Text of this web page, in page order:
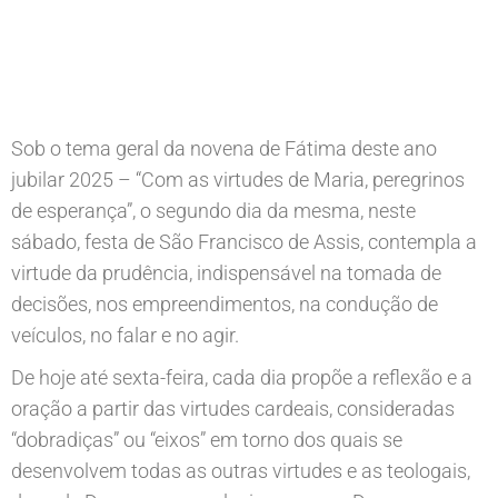
Sob o tema geral da novena de Fátima deste ano
jubilar 2025 – “Com as virtudes de Maria, peregrinos
de esperança”, o segundo dia da mesma, neste
sábado, festa de São Francisco de Assis, contempla a
virtude da prudência, indispensável na tomada de
decisões, nos empreendimentos, na condução de
veículos, no falar e no agir.
De hoje até sexta-feira, cada dia propõe a reflexão e a
oração a partir das virtudes cardeais, consideradas
“dobradiças” ou “eixos” em torno dos quais se
desenvolvem todas as outras virtudes e as teologais,